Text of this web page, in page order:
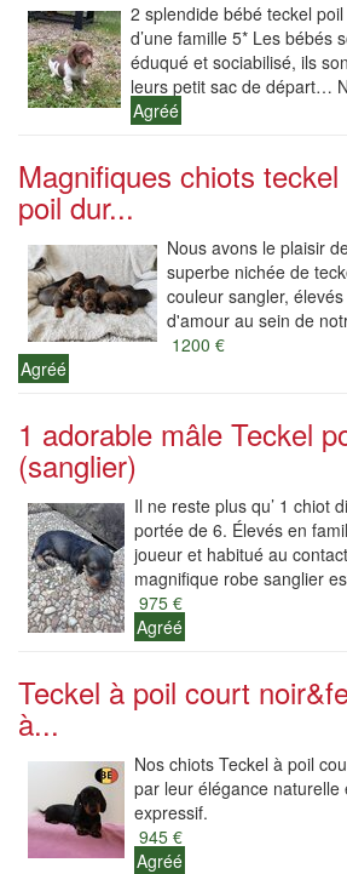
2 splendide bébé teckel
d’une famille 5* Les bébés
éduqué et sociabilisé, ils
leurs petit sac de départ…
Agréé
Magnifiques chiots
poil dur...
Nous avons le plaisir
superbe nichée de
couleur sangler,
d'amour au sein de
1200 €
Agréé
1 adorable mâle Teckel
(sanglier)
Il ne reste plus qu’ 1 chiot
portée de 6. Élevés en
joueur et habitué au
magnifique robe sanglier
975 €
Agréé
Teckel à poil court
à...
Nos chiots Teckel à poil
par leur élégance
expressif.
945 €
Agréé